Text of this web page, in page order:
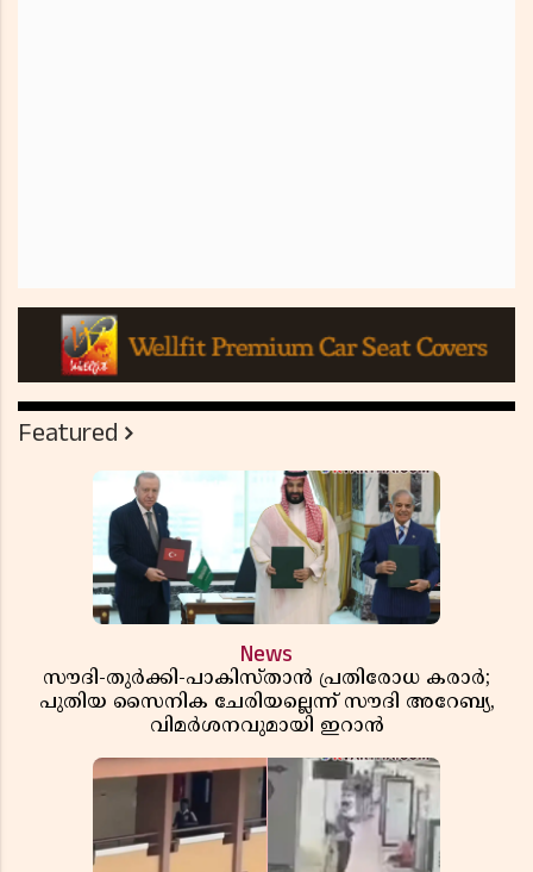
Featured
News
സൗദി-തുർക്കി-പാകിസ്താൻ പ്രതിരോധ കരാർ;
പുതിയ സൈനിക ചേരിയല്ലെന്ന് സൗദി അറേബ്യ,
വിമർശനവുമായി ഇറാൻ